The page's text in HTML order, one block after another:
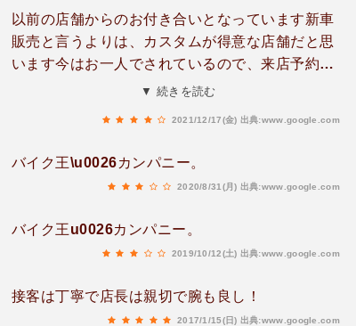
以前の店舗からのお付き合いとなっています新車
販売と言うよりは、カスタムが得意な店舗だと思
います今はお一人でされているので、来店予約を
された方が良いかと思いますささやかですが、応
▼ 続きを読む
2021/12/17(金) 出典:www.google.com
バイク王\u0026カンパニー。
2020/8/31(月) 出典:www.google.com
バイク王u0026カンパニー。
2019/10/12(土) 出典:www.google.com
接客は丁寧で店長は親切で腕も良し！
2017/1/15(日) 出典:www.google.com